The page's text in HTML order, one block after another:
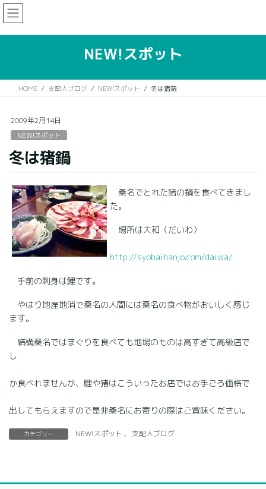
コ
ン
移
ナ
ビ
ン
NEW!スポット
HOME 支配人ブログ NEW!スポット 冬は猪鍋
2009年2月14日
NEW!スポット
冬は猪鍋
桑名でとれた猪の鍋を食べてきまし
た。
場所は大和（だいわ）
http://syobaihanjo.com/daiwa/
手前の刺身は鯉です。
やはり地産地消で桑名の人間には桑名の食べ物がおいしく感じ
ます。
結構桑名ではまぐりを食べても地場のものは高すぎて高級店で
し
か食べれませんが、鯉や猪はこういったお店ではお手ごろ価格で
出してもらえますので是非桑名にお寄りの際はご賞味ください。
カテゴリー NEW!スポット 、 支配人ブログ